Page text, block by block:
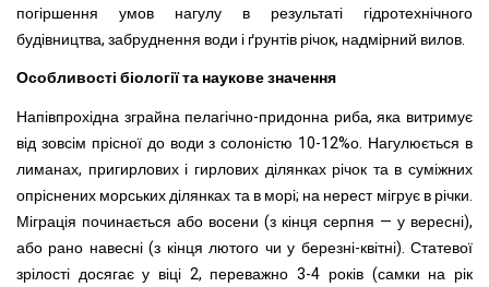
погіршення умов нагулу в результаті гідротехнічного
будівництва, забруднення води і ґрунтів річок, надмірний вилов.
Особливості біології та наукове значення
Напівпрохідна зграйна пелагічно-придонна риба, яка витримує
від зовсім прісної до води з солоністю 10-12%о. Нагулюється в
лиманах, пригирлових і гирлових ділянках річок та в суміжних
опріснених морських ділянках та в морі; на нерест мігрує в річки.
Міграція починається або восени (з кінця серпня — у вересні),
або рано навесні (з кінця лютого чи у березні-квітні). Статевої
зрілості досягає у віці 2, переважно 3-4 років (самки на рік